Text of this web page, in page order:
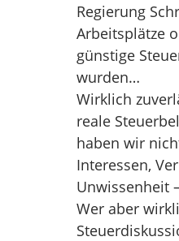
Regierung
Arbeitsplätze
günstige
wurden…
Wirklich
reale
haben wir
Interessen,
Unwissenheit
Wer aber